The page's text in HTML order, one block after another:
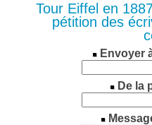
Tour Eiffel en
pétition des
Envoyer
De la